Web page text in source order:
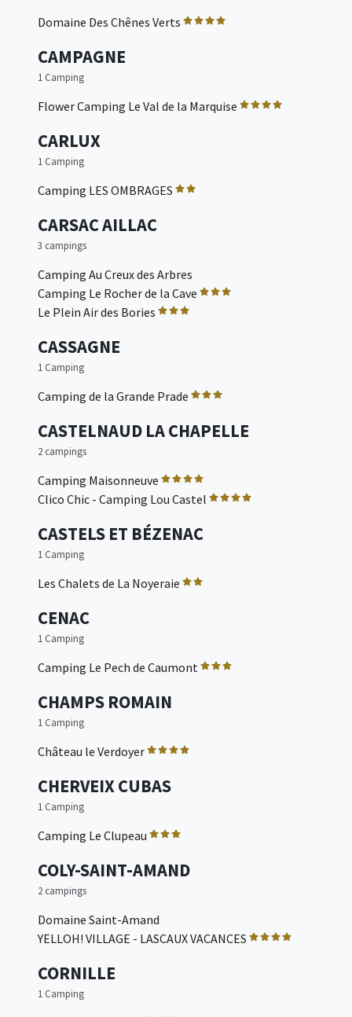
Domaine Des Chênes Verts
CAMPAGNE
1 Camping
Flower Camping Le Val de la Marquise
CARLUX
1 Camping
Camping LES OMBRAGES
CARSAC AILLAC
3 campings
Camping Au Creux des Arbres
Camping Le Rocher de la Cave
Le Plein Air des Bories
CASSAGNE
1 Camping
Camping de la Grande Prade
CASTELNAUD LA CHAPELLE
2 campings
Camping Maisonneuve
Clico Chic - Camping Lou Castel
CASTELS ET BÉZENAC
1 Camping
Les Chalets de La Noyeraie
CENAC
1 Camping
Camping Le Pech de Caumont
CHAMPS ROMAIN
1 Camping
Château le Verdoyer
CHERVEIX CUBAS
1 Camping
Camping Le Clupeau
COLY-SAINT-AMAND
2 campings
Domaine Saint-Amand
YELLOH! VILLAGE - LASCAUX VACANCES
CORNILLE
1 Camping